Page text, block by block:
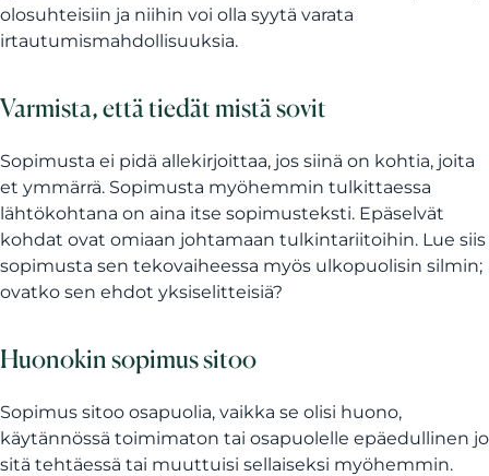
olosuhteisiin ja niihin voi olla syytä varata
irtautumismahdollisuuksia.
Varmista, että tiedät mistä sovit
Sopimusta ei pidä allekirjoittaa, jos siinä on kohtia, joita
et ymmärrä. Sopimusta myöhemmin tulkittaessa
lähtökohtana on aina itse sopimusteksti. Epäselvät
kohdat ovat omiaan johtamaan tulkintariitoihin. Lue siis
sopimusta sen tekovaiheessa myös ulkopuolisin silmin;
ovatko sen ehdot yksiselitteisiä?
Huonokin sopimus sitoo
Sopimus sitoo osapuolia, vaikka se olisi huono,
käytännössä toimimaton tai osapuolelle epäedullinen jo
sitä tehtäessä tai muuttuisi sellaiseksi myöhemmin.